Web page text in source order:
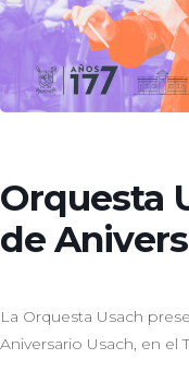
Orquesta
de
La Orquesta Usach
Aniversario Usach, en el